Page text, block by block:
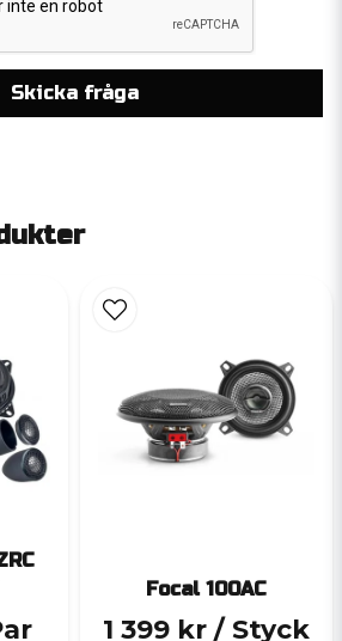
Skicka fråga
Focal 100AC
1 399 kr / Styck